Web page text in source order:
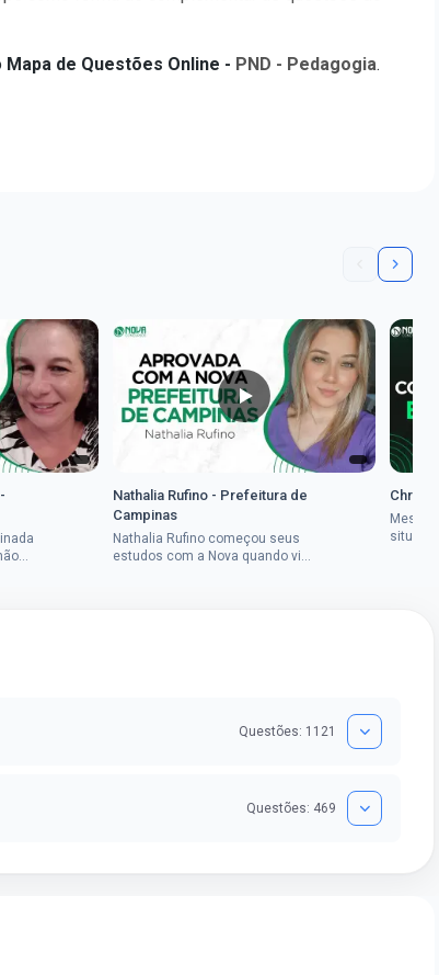
Mapa de Questões Online - PND - Pedagogia.
Nathalia Rufino - Prefeitura de
Campinas
Nathalia Rufino começou seus
estudos com a Nova quando viu
Mesmo
Questões: 1121
Questões: 469